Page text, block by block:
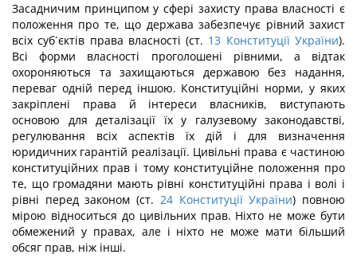
Засадничим принципом у сфері захисту права власності є
положення про те, що держава забезпечує рівний захист
всіх суб´єктів права власності (ст. 13 Конституції України).
Всі форми власності проголошені рівними, а відтак
охороняються та захищаються державою без надання,
переваг одній перед іншою. Конституційні норми, у яких
закріплені права й інтереси власників, виступають
основою для деталізації їх у галузевому законодавстві,
регулювання всіх аспектів їх дій і для визначення
юридичних гарантій реалізації. Цивільні права є частиною
конституційних прав і тому конституційне положення про
те, що громадяни мають рівні конституційні права і волі і
рівні перед законом (ст. 24 Конституції України) повною
мірою відноситься до цивільних прав. Ніхто не може бути
обмежений у правах, але і ніхто не може мати більший
обсяг прав, ніж інші.